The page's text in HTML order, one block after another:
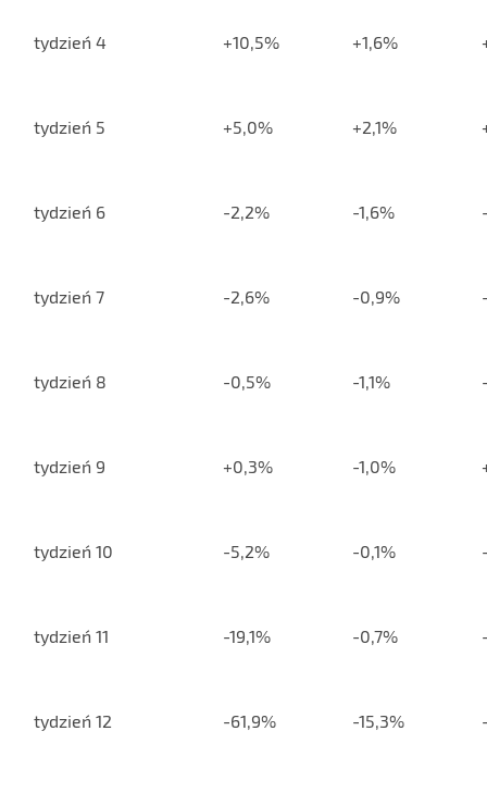
tydzień 4 +10,5% +1,6%
tydzień 5 +5,0% +2,1%
tydzień 6 -2,2% -1,6%
tydzień 7 -2,6% -0,9%
tydzień 8 -0,5% -1,1%
tydzień 9 +0,3% -1,0%
tydzień 10 -5,2% -0,1%
tydzień 11 -19,1% -0,7%
tydzień 12 -61,9% -15,3%